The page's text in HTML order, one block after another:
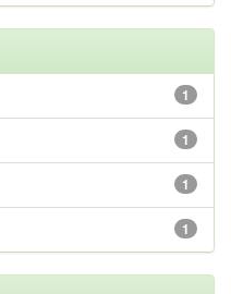
1
1
1
1